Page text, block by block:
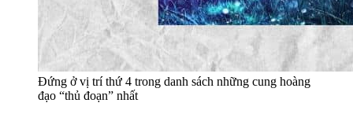
Đứng ở vị trí thứ 4 trong danh sách những cung hoàng
đạo “thủ đoạn” nhất